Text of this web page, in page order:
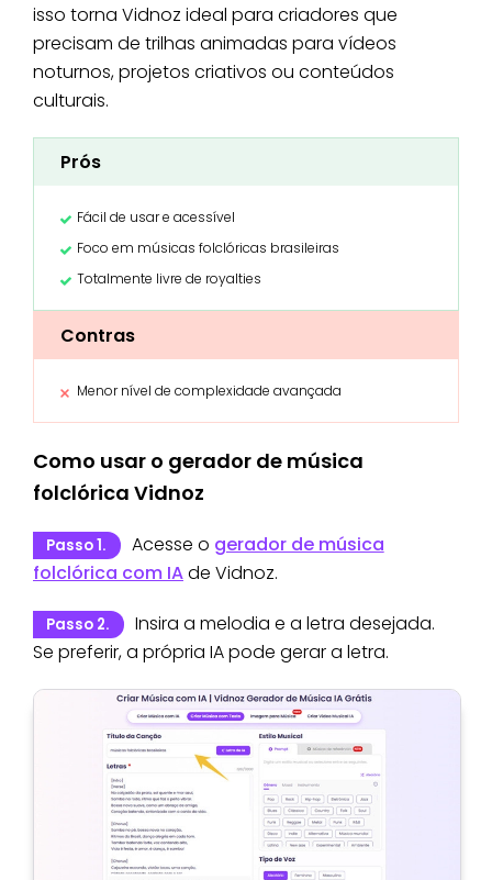
isso torna Vidnoz ideal para criadores que
precisam de trilhas animadas para vídeos
noturnos, projetos criativos ou conteúdos
culturais.
Prós
Fácil de usar e acessível
Foco em músicas folclóricas brasileiras
Totalmente livre de royalties
Contras
Menor nível de complexidade avançada
Como usar o gerador de música
folclórica Vidnoz
Passo 1. Acesse o gerador de música
folclórica com IAde Vidnoz.
Passo 2.
Insira a melodia e a letra desejada.
Se preferir, a própria IA pode gerar a letra.